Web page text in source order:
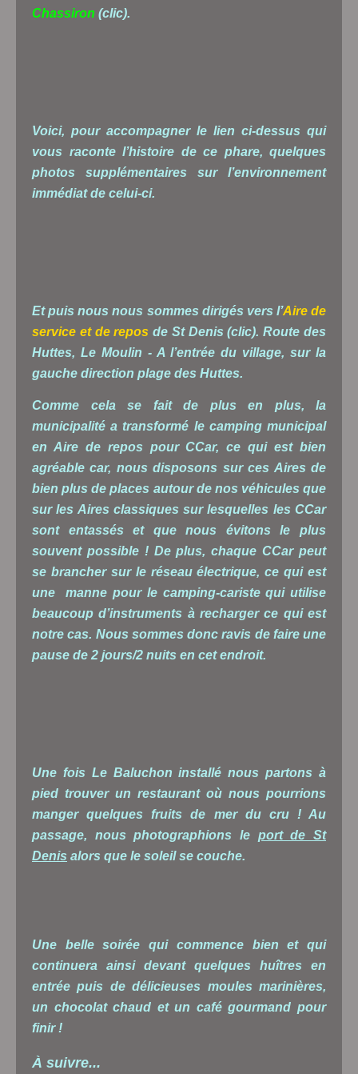
Chassiron (clic).
Voici, pour accompagner le lien ci-dessus qui
vous raconte l’histoire de ce phare, quelques
photos supplémentaires sur l’environnement
immédiat de celui-ci.
Et puis nous nous sommes dirigés vers l’Aire de
service et de repos de St Denis (clic).Route des
Huttes, Le Moulin - A l’entrée du village, sur la
gauche direction plage des Huttes.
Comme cela se fait de plus en plus, la
municipalité a transformé le camping municipal
en Aire de repos pour CCar, ce qui est bien
agréable car, nous disposons sur ces Aires de
bien plus de places autour de nos véhicules que
sur les Aires classiques sur lesquelles les CCar
sont entassés et que nous évitons le plus
souvent possible ! De plus, chaque CCar peut
se brancher sur le réseau électrique, ce qui est
une manne pour le camping-cariste qui utilise
beaucoup d’instruments à recharger ce qui est
notre cas. Nous sommes donc ravis de faire une
pause de 2 jours/2 nuits en cet endroit.
Une fois Le Baluchon installé nous partons à
pied trouver un restaurant où nous pourrions
manger quelques fruits de mer du cru ! Au
passage, nous photographions le port de St
Denis alors que le soleil se couche.
Une belle soirée qui commence bien et qui
continuera ainsi devant quelques huîtres en
entrée puis de délicieuses moules marinières,
un chocolat chaud et un café gourmand pour
finir !
À suivre...